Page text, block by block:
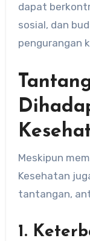
dapat
sosial, dan
pengurangan
Meskipun
Kesehatan
tantangan,
1.